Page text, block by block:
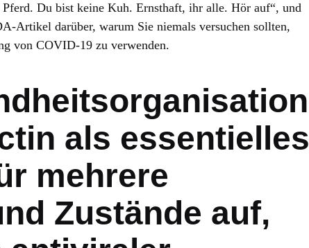
Du bist keine Kuh. Ernsthaft, ihr alle. Hör auf“, und
Artikel darüber, warum Sie niemals versuchen sollten,
von COVID-19 zu verwenden.
als essentielles
mehrere
Zustände auf,